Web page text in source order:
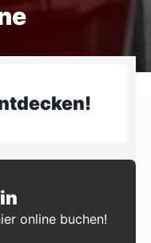
online buchen!